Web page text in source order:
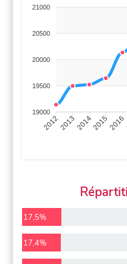
21000
20500
20000
19500
19000
20122013201420152016
17,5%
17,4%